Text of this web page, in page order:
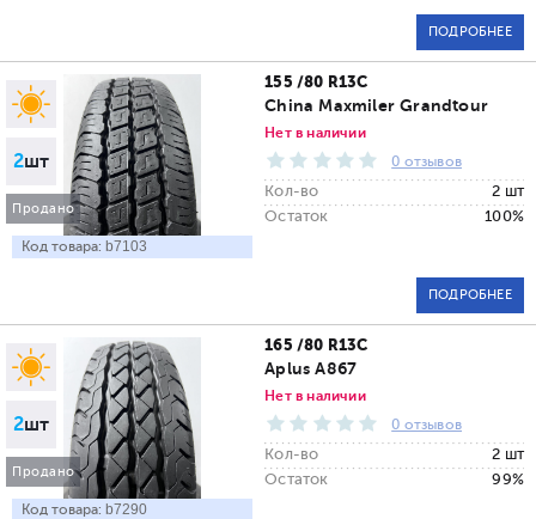
ПОДРОБНЕЕ
2шт
Продано
Код товара: b7103
155 /80 R13C
China Maxmiler Grandtour
Нет в наличии
0 отзывов
Кол-во
2 шт
Остаток
100%
ПОДРОБНЕЕ
2шт
Продано
Код товара: b7290
165 /80 R13C
Aplus A867
Нет в наличии
0 отзывов
Кол-во
2 шт
Остаток
99%